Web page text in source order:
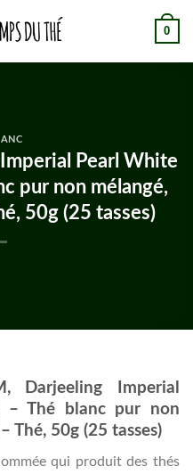
0
Pearl White
pur non mélangé,
50g (25 tasses)
Darjeeling Imperial
– Thé blanc pur non
Thé, 50g (25 tasses)
qui produit des thés